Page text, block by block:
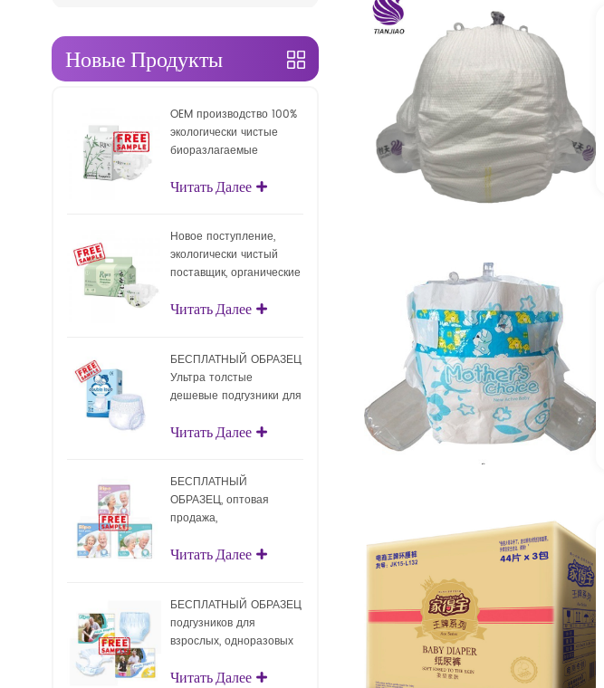
Новые Продукты
OEM производство 100%
экологически чистые
биоразлагаемые
подгузники с
Читать Далее
Новое поступление,
экологически чистый
поставщик, органические
продажа,
Читать Далее
БЕСПЛАТНЫЙ ОБРАЗЕЦ
Ультра толстые
дешевые подгузники для
подгузники для взрослых
Читать Далее
БЕСПЛАТНЫЙ
ОБРАЗЕЦ, оптовая
продажа,
подгузники для
Читать Далее
БЕСПЛАТНЫЙ ОБРАЗЕЦ
подгузников для
взрослых, одноразовых
взрослых для взрослых
Читать Далее